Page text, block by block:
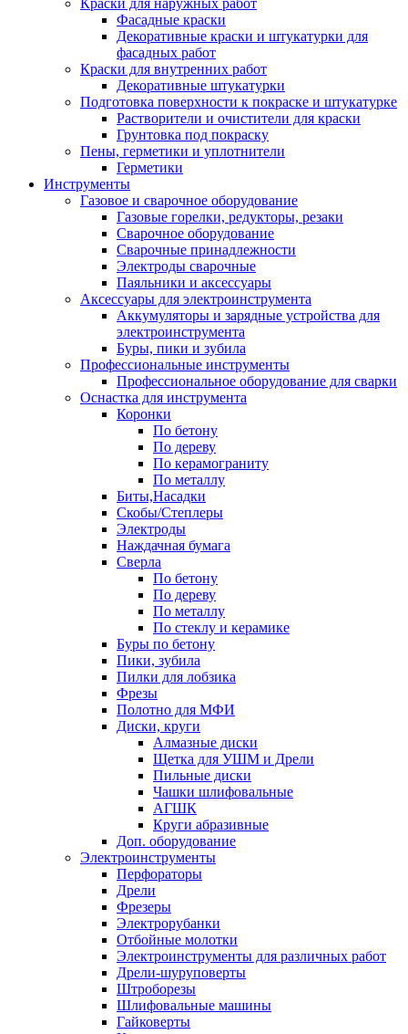
Краски для наружных работ
Фасадные краски
Декоративные краски и штукатурки для
фасадных работ
Краски для внутренних работ
Декоративные штукатурки
Подготовка поверхности к покраске и штукатурке
Растворители и очистители для краски
Грунтовка под покраску
Пены, герметики и уплотнители
Герметики
Инструменты
Газовое и сварочное оборудование
Газовые горелки, редукторы, резаки
Сварочное оборудование
Сварочные принадлежности
Электроды сварочные
Паяльники и аксессуары
Аксессуары для электроинструмента
Аккумуляторы и зарядные устройства для
электроинструмента
Буры, пики и зубила
Профессиональные инструменты
Профессиональное оборудование для сварки
Оснастка для инструмента
Коронки
По бетону
По дереву
По керамограниту
По металлу
Биты,Насадки
Скобы/Степлеры
Электроды
Наждачная бумага
Сверла
По бетону
По дереву
По металлу
По стеклу и керамике
Буры по бетону
Пики, зубила
Пилки для лобзика
Фрезы
Полотно для МФИ
Диски, круги
Алмазные диски
Щетка для УШМ и Дрели
Пильные диски
Чашки шлифовальные
АГШК
Круги абразивные
Доп. оборудование
Электроинструменты
Перфораторы
Дрели
Фрезеры
Электрорубанки
Отбойные молотки
Электроинструменты для различных работ
Дрели-шуруповерты
Штроборезы
Шлифовальные машины
Гайковерты